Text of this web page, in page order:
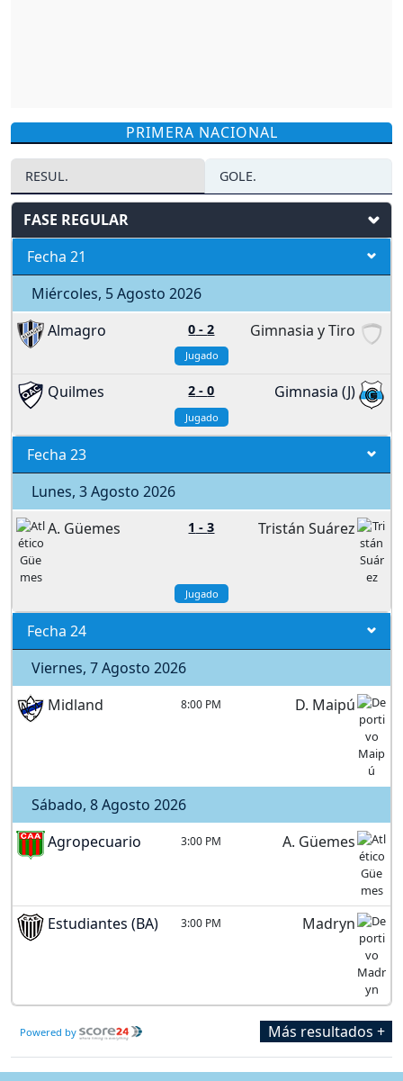
PRIMERA NACIONAL
RESUL. GOLE.
FASE REGULAR
Fecha 21
Miércoles, 5 Agosto 2026
Almagro
0 -2 Gimnasia y Tiro
Jugado
Quilmes 2 -0 Gimnasia (J)
Jugado
Fecha 23
Lunes, 3 Agosto 2026
A. Güemes
1 -3 Tristán Suárez
Jugado
Fecha 24
Viernes, 7 Agosto 2026
Midland
8:00 PM D. Maipú
Sábado, 8 Agosto 2026
Agropecuario
3:00 PM A. Güemes
Estudiantes (BA) 3:00 PM Madryn
Powered by Más resultados +